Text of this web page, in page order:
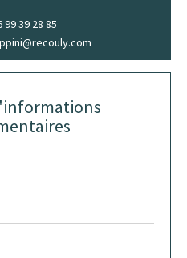
99 39 28 85